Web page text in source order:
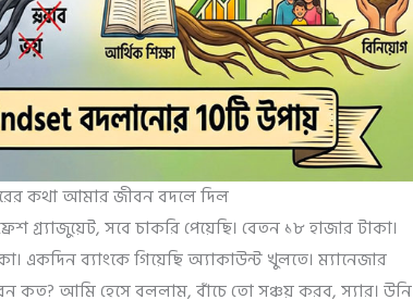
কথা আমার জীবন বদলে দিল
সবে চাকরি পেয়েছি। বেতন ১৮ হাজার টাকা।
একদিন ব্যাংকে গিয়েছি অ্যাকাউন্ট খুলতে। ম্যানেজার
কত? আমি হেসে বললাম, বাঁচে তো সঞ্চয় করব, স্যার। উনি